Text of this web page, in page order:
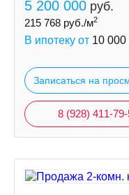
5 200 000 руб.
215 768 руб./м2
В ипотеку от 10 000
Записаться на
8 (928) 411-79-